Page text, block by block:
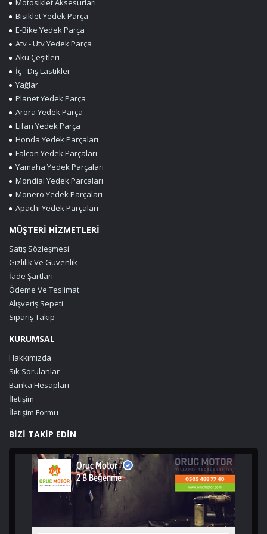
Bisiklet Yedek Parça
E-Bike Yedek Parça
Atv - Utv Yedek Parça
Akü Çeşitleri
İç - Dış Lastikler
Yağlar
Planet Yedek Parça
Arora Yedek Parça
Lifan Yedek Parça
Honda Yedek Parçaları
Falcon Yedek Parçaları
Yamaha Yedek Parçaları
Mondial Yedek Parçaları
Monero Yedek Parçaları
Apachi Yedek Parçaları
MÜŞTERİ HİZMETLERİ
Satış Sözleşmesi
Gizlilik Ve Güvenlik
İade Şartları
Ödeme Ve Teslimat
Alışveriş Sepeti
Sipariş Takip
KURUMSAL
Hakkımızda
Sık Sorulanlar
Banka Hesapları
İletişim
İletişim Formu
BİZİ TAKİP EDİN